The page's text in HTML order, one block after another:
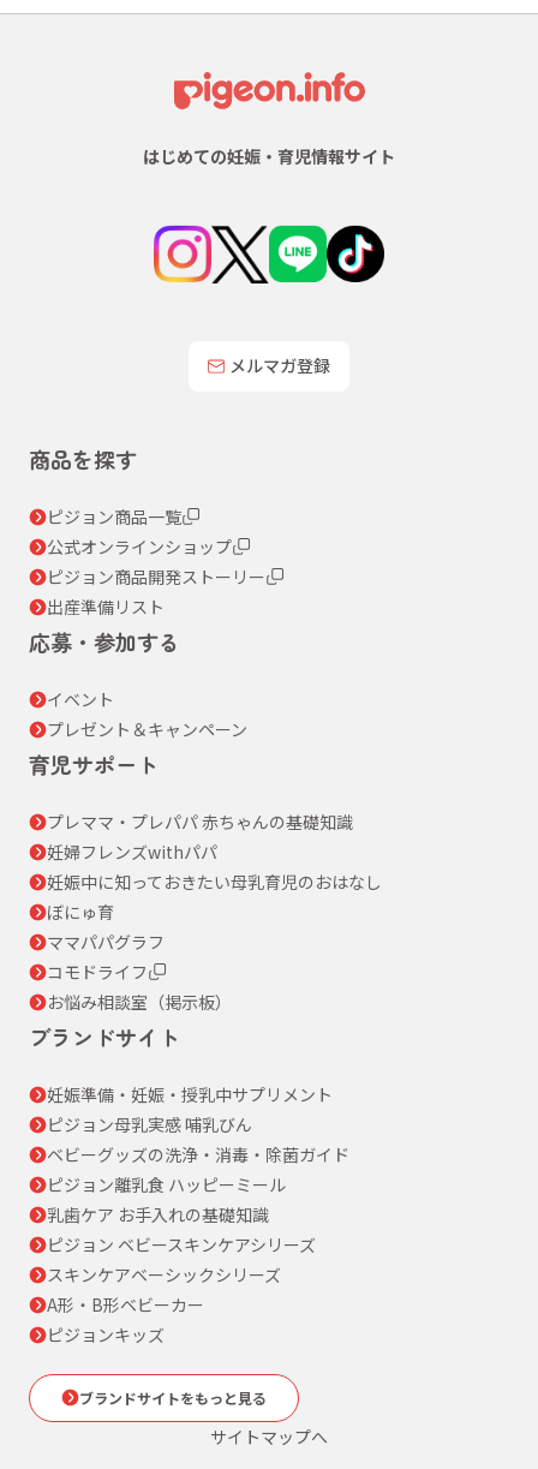
はじめての妊娠・育児情報サイト
メルマガ登録
商品を探す
ピジョン商品一覧
公式オンラインショップ
ピジョン商品開発ストーリー
出産準備リスト
応募・参加する
イベント
プレゼント＆キャンペーン
育児サポート
プレママ・プレパパ 赤ちゃんの基礎知識
妊婦フレンズwithパパ
妊娠中に知っておきたい母乳育児のおはなし
ぼにゅ育
ママパパグラフ
コモドライフ
お悩み相談室（掲示板）
ブランドサイト
妊娠準備・妊娠・授乳中サプリメント
ピジョン母乳実感 哺乳びん
ベビーグッズの洗浄・消毒・除菌ガイド
ピジョン離乳食 ハッピーミール
乳歯ケア お手入れの基礎知識
ピジョン ベビースキンケアシリーズ
スキンケアベーシックシリーズ
A形・B形ベビーカー
ピジョンキッズ
ブランドサイトをもっと見る
サイトマップへ